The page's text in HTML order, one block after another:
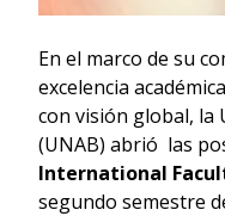
En el marco de su
excelencia
con visión global, la
(UNAB) abrió las
International
segundo semestre